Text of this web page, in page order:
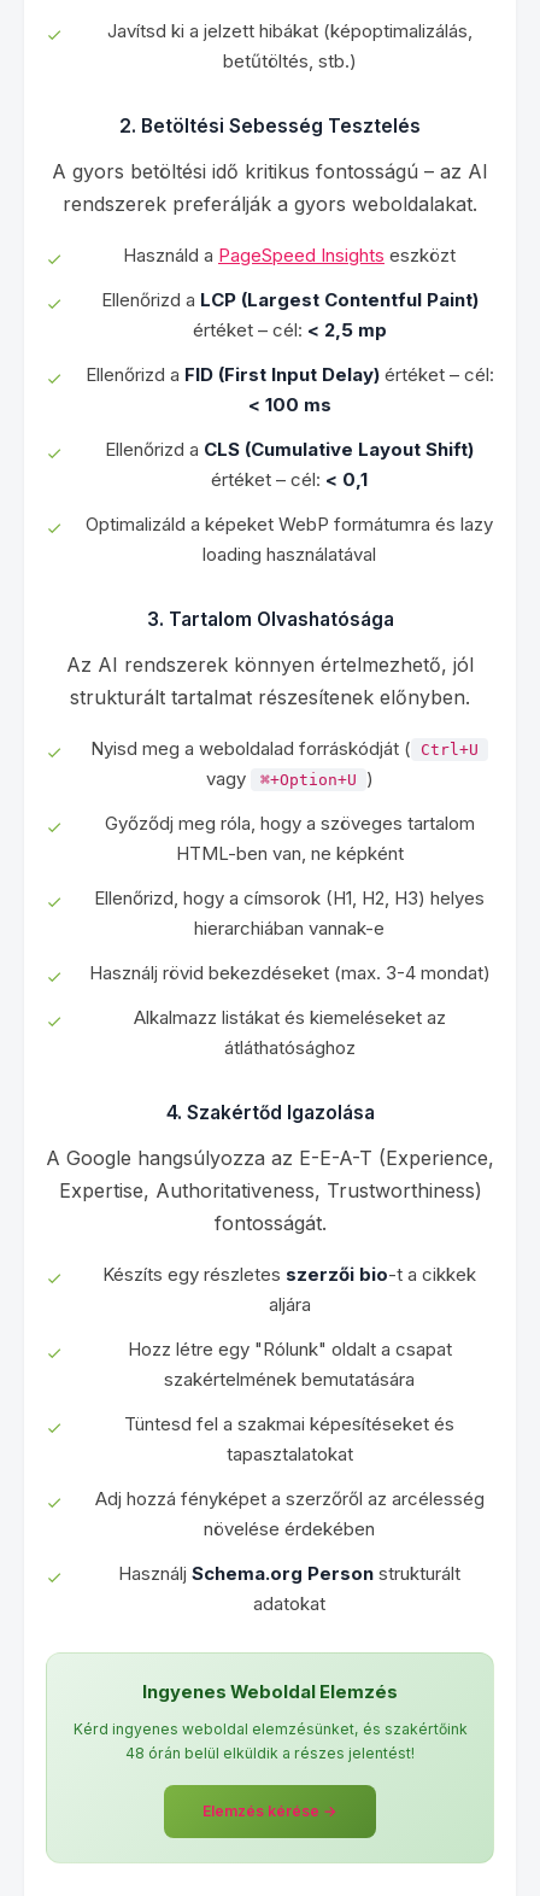
Javítsd ki a jelzett hibákat (képoptimalizálás,
betűtöltés, stb.)
2. Betöltési Sebesség Tesztelés
A gyors betöltési idő kritikus fontosságú – az AI
rendszerek preferálják a gyors weboldalakat.
Használd a PageSpeed Insights eszközt
Ellenőrizd a LCP (Largest Contentful Paint)
értéket – cél: < 2,5 mp
Ellenőrizd a FID (First Input Delay)értéket – cél:
< 100 ms
Ellenőrizd a CLS (Cumulative Layout Shift)
értéket – cél: < 0,1
Optimalizáld a képeket WebP formátumra és lazy
loading használatával
3. Tartalom Olvashatósága
Az AI rendszerek könnyen értelmezhető, jól
strukturált tartalmat részesítenek előnyben.
Nyisd meg a weboldalad forráskódját ( Ctrl+U
vagy ⌘+Option+U
)
Győződj meg róla, hogy a szöveges tartalom
HTML-ben van, ne képként
Ellenőrizd, hogy a címsorok (H1, H2, H3) helyes
hierarchiában vannak-e
Használj rövid bekezdéseket (max. 3-4 mondat)
Alkalmazz listákat és kiemeléseket az
átláthatósághoz
4. Szakértőd Igazolása
A Google hangsúlyozza az E-E-A-T (Experience,
Expertise, Authoritativeness, Trustworthiness)
fontosságát.
Készíts egy részletes szerzői bio-t a cikkek
aljára
Hozz létre egy "Rólunk" oldalt a csapat
szakértelmének bemutatására
Tüntesd fel a szakmai képesítéseket és
tapasztalatokat
Adj hozzá fényképet a szerzőről az arcélesség
növelése érdekében
Használj Schema.org Person strukturált
adatokat
Ingyenes Weboldal Elemzés
Kérd ingyenes weboldal elemzésünket, és szakértőink
48 órán belül elküldik a részes jelentést!
Elemzés kérése →